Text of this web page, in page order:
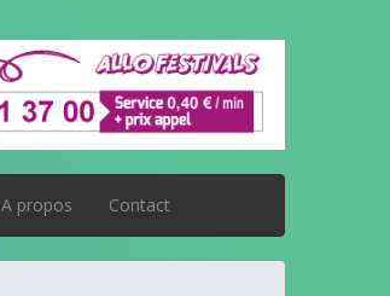
A propos Contact